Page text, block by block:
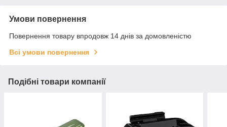
Умови повернення
Повернення товару впродовж 14 днів за домовленістю
Всі умови повернення
Подібні товари компанії